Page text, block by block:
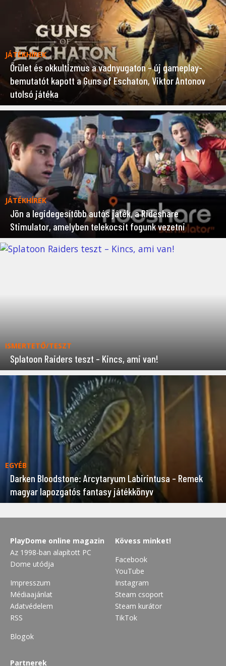
JÁTÉKHÍREK
Őrület és okkultizmus a vadnyugaton – új gameplay-
bemutatót kapott a Guns of Eschaton, Viktor Antonov
utolsó játéka
JÁTÉKHÍREK
Jön a legidegesítőbb autós játék, a Rideshare
Stimulator, amelyben telekocsit fogunk vezetni
ISMERTETŐ/TESZT
Splatoon Raiders teszt – Kincs, ami van!
EGYÉB
Darken Bloodstone: Arcytaryum Labirintusa – Remek
magyar lapozgatós fantasy játékkönyv
PlayDome online magazin
Az 1998-ban alapított PC
Dome utódja
Impresszum
Médiaajánlat
Adatvédelem
RSS
Blogok
Kövess minket!
Facebook
YouTube
Instagram
Steam csoport
Steam kurátor
TikTok
Partnerek